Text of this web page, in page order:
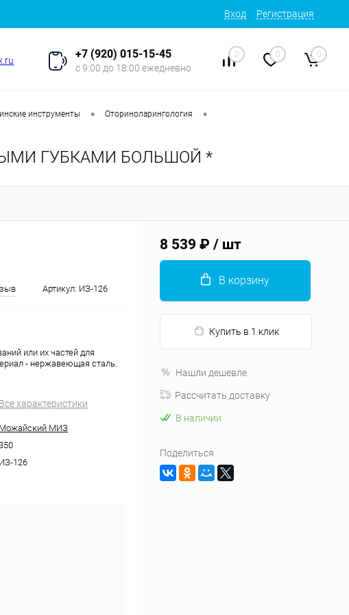
Вход Регистрация
+7 (920) 015-15-45
с 9:00 до 18:00 ежедневно
0 0 0
инструменты • Оториноларингология •
ГУБКАМИ БОЛЬШОЙ *
Артикул: ИЗ-126
или их частей для
- нержавеющая сталь.
Все характеристики
Можайский МИЗ
ИЗ-126
8 539 ₽ / шт
В корзину
Купить в 1 клик
Нашли дешевле
Рассчитать доставку
В наличии
Поделиться